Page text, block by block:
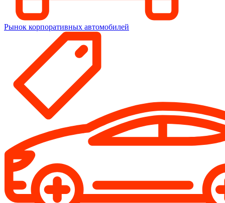
Рынок корпоративных автомобилей